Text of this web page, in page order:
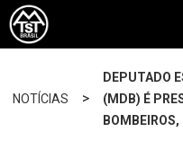
NOTÍCIAS >
DEPUTADO
(MDB) É